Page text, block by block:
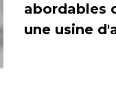
abordables
une usine